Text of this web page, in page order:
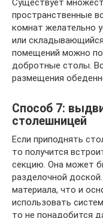
Существует
пространственные
комнат желательно
или
помещений можно
добротные столы.
размещения
Способ 7:
столешницей
Если приподнять
то получится
секцию. Она может
разделочной
материала, что и
использовать
то не понадобится